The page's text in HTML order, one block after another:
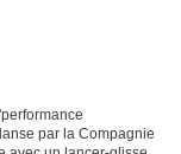
par la Compagnie